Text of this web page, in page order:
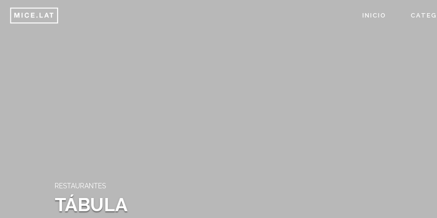
INICIO
RESTAURANTES
TÁBULA